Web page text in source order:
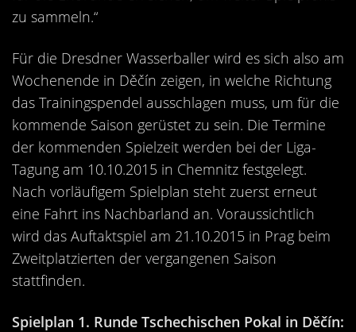
zu sammeln.“
Für die Dresdner Wasserballer wird es sich also am
Wochenende in Děčín zeigen, in welche Richtung
das Trainingspendel ausschlagen muss, um für die
kommende Saison gerüstet zu sein. Die Termine
der kommenden Spielzeit werden bei der Liga-
Tagung am 10.10.2015 in Chemnitz festgelegt.
Nach vorläufigem Spielplan steht zuerst erneut
eine Fahrt ins Nachbarland an. Voraussichtlich
wird das Auftaktspiel am 21.10.2015 in Prag beim
Zweitplatzierten der vergangenen Saison
stattfinden.
Spielplan 1. Runde Tschechischen Pokal in Děčín: